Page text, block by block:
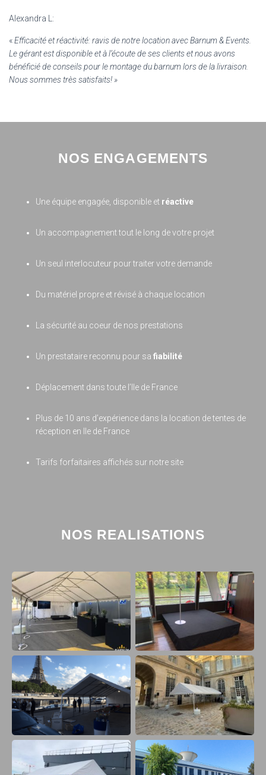
Alexandra L:
«Efficacité et réactivité: ravis de notre location avec Barnum & Events.
Le gérant est disponible et à l’écoute de ses clients et nous avons
bénéficié de conseils pour le montage du barnum lors de la livraison.
Nous sommes très satisfaits! »
NOS ENGAGEMENTS
Une équipe engagée, disponible et réactive
Un accompagnement tout le long de votre projet
Un seul interlocuteur pour traiter votre demande
Du matériel propre et révisé à chaque location
La sécurité au coeur de nos prestations
Un prestataire reconnu pour sa fiabilité
Déplacement dans toute l’Ile de France
Plus de 10 ans d’expérience dans la location de tentes de
réception en Ile de France
Tarifs forfaitaires affichés sur notre site
NOS REALISATIONS